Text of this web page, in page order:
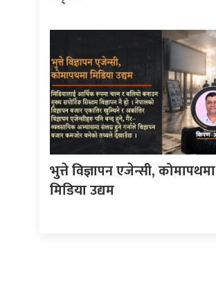
भुत्ते विज्ञापन एजेन्सी, कोमापथमा
मिडिया उद्यम